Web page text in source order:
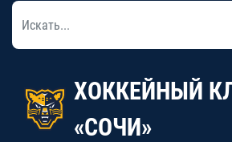
ХОККЕЙНЫЙ
«СОЧИ»